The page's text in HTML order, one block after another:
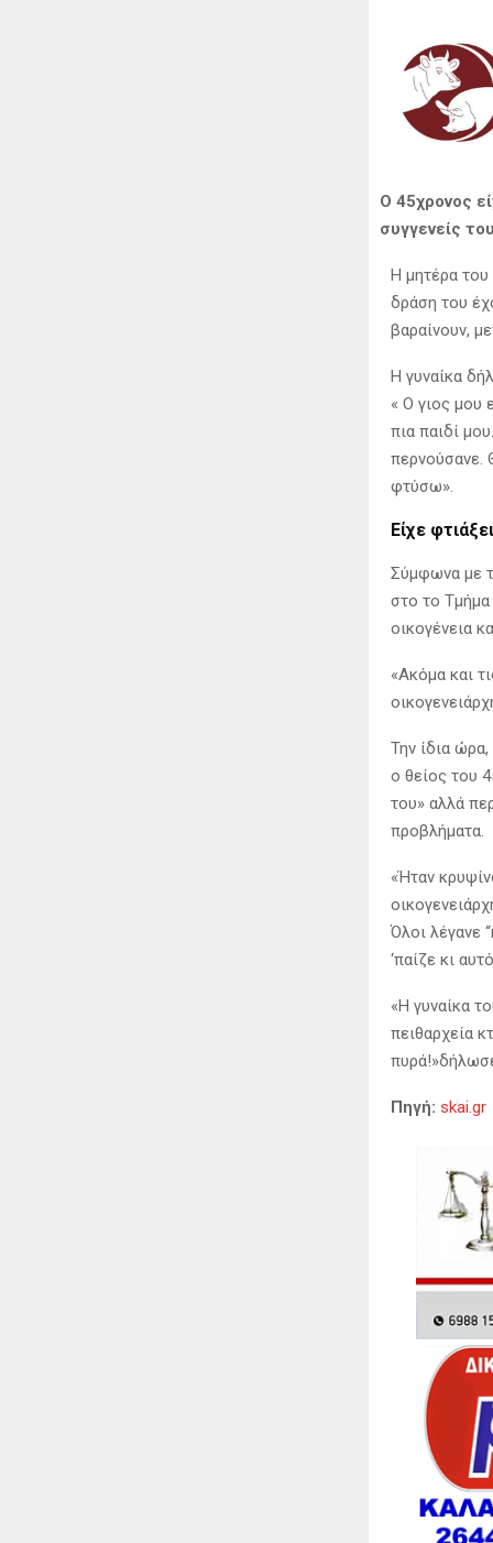
Ο 45χρονος
συγγενείς
Η μητέρα του
δράση του
βαραίνουν,
Η γυναίκα
« Ο γιος μου
πια παιδί
περνούσανε.
φτύσω».
Είχε
Σύμφωνα με
στο το Τμήμα
οικογένεια
«Ακόμα και
Την ίδια
ο θείος του
του» αλλά
προβλήματα.
«Ήταν
Όλοι λέγανε
‘παίζε κι
«Η γυναίκα
πειθαρχεία
Πηγή: skai.gr